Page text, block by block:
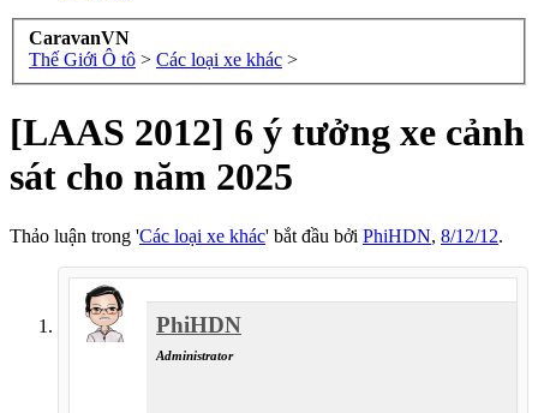
CaravanVN
Thế Giới Ô tô > Các loại xe khác >
[LAAS 2012] 6 ý tưởng xe cảnh
sát cho năm 2025
Thảo luận trong 'Các loại xe khác' bắt đầu bởi PhiHDN, 8/12/12.
PhiHDN
Administrator